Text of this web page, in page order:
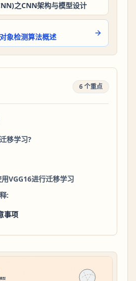
之CNN架构与模型设计
象检测算法概述
6 个重点
移学习?
VGG16进行迁移学习
:
事项